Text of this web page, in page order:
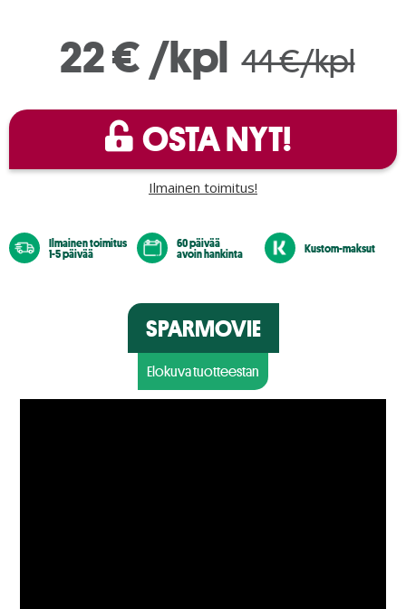
22 € /kpl 44 €/kpl
OSTA NYT!
Ilmainen toimitus!
Ilmainen toimitus
1-5 päivää
60 päivää
avoin hankinta Kustom-maksut
SPARMOVIE
Elokuva tuotteestan